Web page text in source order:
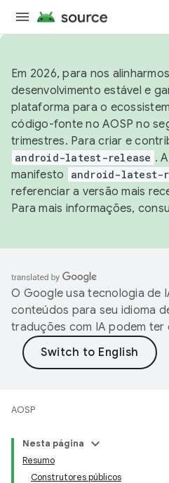
Em 2026, para nos
desenvolvimento estável e
plataforma para o
código-fonte no AOSP no
trimestres. Para criar e
android-latest-release .
manifesto
android-latest-
referenciar a versão mais
Para mais informações,
O Google usa tecnologia de
conteúdos para seu idioma
traduções com IA podem ter
AOSP
Nesta página
Resumo
Construtores públicos